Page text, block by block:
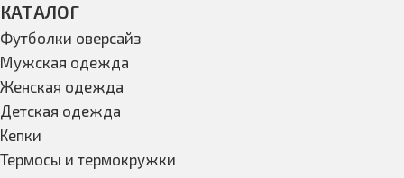
КАТАЛОГ
Футболки оверсайз
Мужская одежда
Женская одежда
Детская одежда
Кепки
Термосы и термокружки